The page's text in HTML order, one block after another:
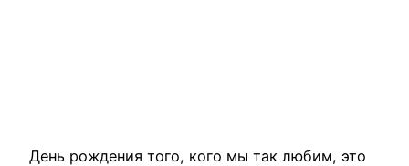
День рождения того, кого мы так любим, это